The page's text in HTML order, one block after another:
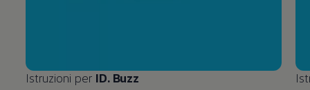
Istruzioni per ID. Buzz